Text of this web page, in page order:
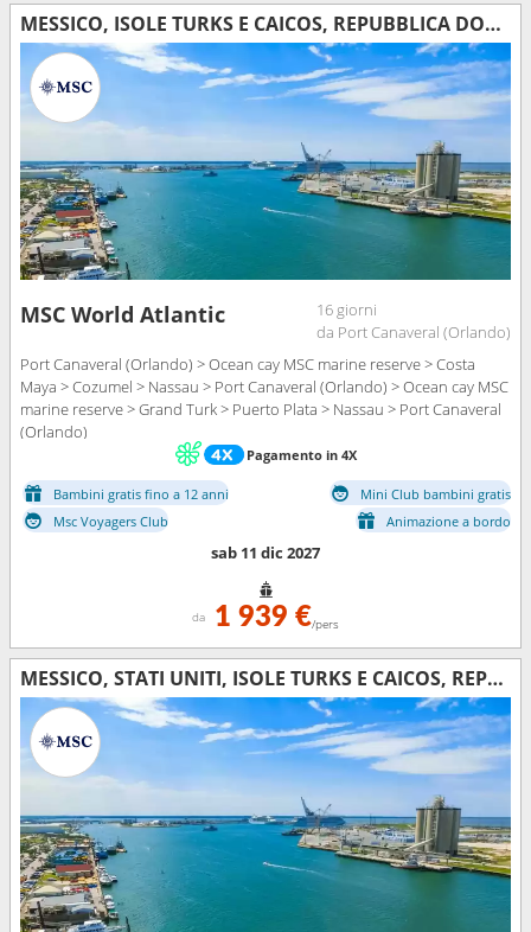
MESSICO, ISOLE TURKS E CAICOS, REPUBBLICA DOMINICANA, BAHAMAS, STATI UNITI
MSC World Atlantic
16 giorni
da Port Canaveral (Orlando)
Port Canaveral (Orlando) > Ocean cay MSC marine reserve > Costa
Maya > Cozumel > Nassau > Port Canaveral (Orlando) > Ocean cay MSC
marine reserve > Grand Turk > Puerto Plata > Nassau > Port Canaveral
(Orlando)
Pagamento in 4X
Bambini gratis fino a 12 anni
Mini Club bambini gratis
Msc Voyagers Club
Animazione a bordo
sab 11 dic 2027
da 1 939 €/pers
MESSICO, STATI UNITI, ISOLE TURKS E CAICOS, REPUBBLICA DOMINICANA, BAHAMAS